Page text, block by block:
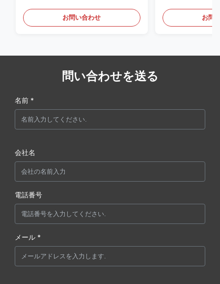
お問い合わせ お問
問い合わせを送る
名前 *
会社名
電話番号
メール *